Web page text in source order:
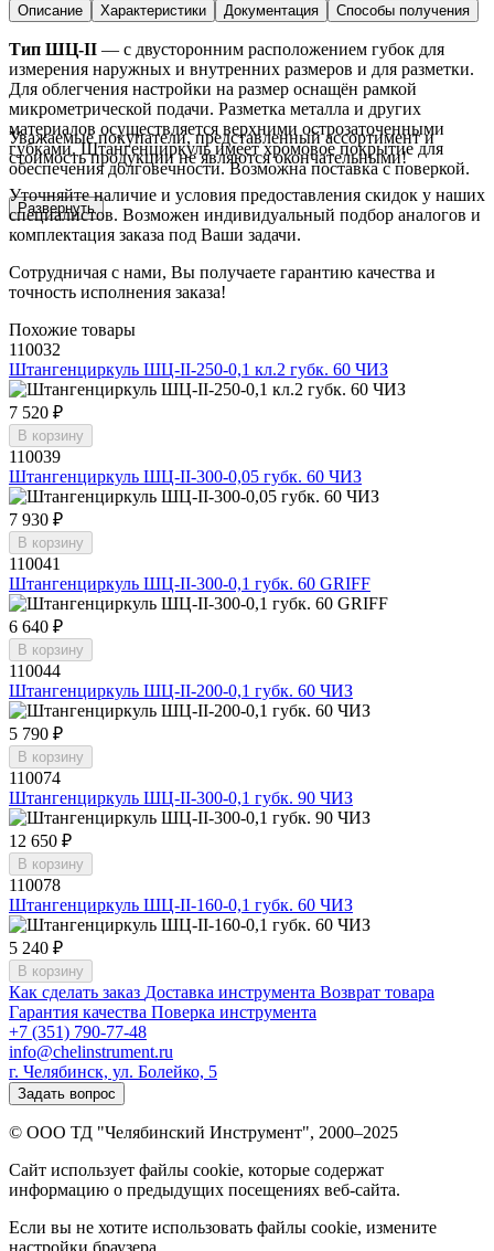
Описание Характеристики Документация Способы получения
Тип ШЦ-II — с двусторонним расположением губок для
измерения наружных и внутренних размеров и для разметки.
Для облегчения настройки на размер оснащён рамкой
микрометрической подачи. Разметка металла и других
материалов осуществляется верхними острозаточенными
губками. Штангенциркуль имеет хромовое покрытие для
обеспечения долговечности. Возможна поставка с поверкой.
Развернуть
Уважаемые покупатели, представленный ассортимент и
стоимость продукции не являются окончательными!
Уточняйте наличие и условия предоставления скидок у наших
специалистов. Возможен индивидуальный подбор аналогов и
комплектация заказа под Ваши задачи.
Сотрудничая с нами, Вы получаете гарантию качества и
точность исполнения заказа!
Похожие товары
110032
Штангенциркуль ШЦ-II-250-0,1 кл.2 губк. 60 ЧИЗ
7 520 ₽
В корзину
110039
Штангенциркуль ШЦ-II-300-0,05 губк. 60 ЧИЗ
7 930 ₽
В корзину
110041
Штангенциркуль ШЦ-II-300-0,1 губк. 60 GRIFF
6 640 ₽
В корзину
110044
Штангенциркуль ШЦ-II-200-0,1 губк. 60 ЧИЗ
5 790 ₽
В корзину
110074
Штангенциркуль ШЦ-II-300-0,1 губк. 90 ЧИЗ
12 650 ₽
В корзину
110078
Штангенциркуль ШЦ-II-160-0,1 губк. 60 ЧИЗ
5 240 ₽
В корзину
Как сделать заказ Доставка инструмента Возврат товара
Гарантия качества Поверка инструмента
+7 (351) 790-77-48
info@chelinstrument.ru
г. Челябинск, ул. Болейко, 5
Задать вопрос
© ООО ТД "Челябинский Инструмент", 2000–2025
Сайт использует файлы cookie, которые содержат
информацию о предыдущих посещениях веб-сайта.
Если вы не хотите использовать файлы cookie, измените